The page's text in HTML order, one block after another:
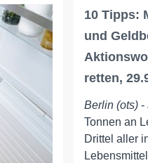
10 Tipps:
und
retten,
Berlin (ots) -
Tonnen an
Drittel aller